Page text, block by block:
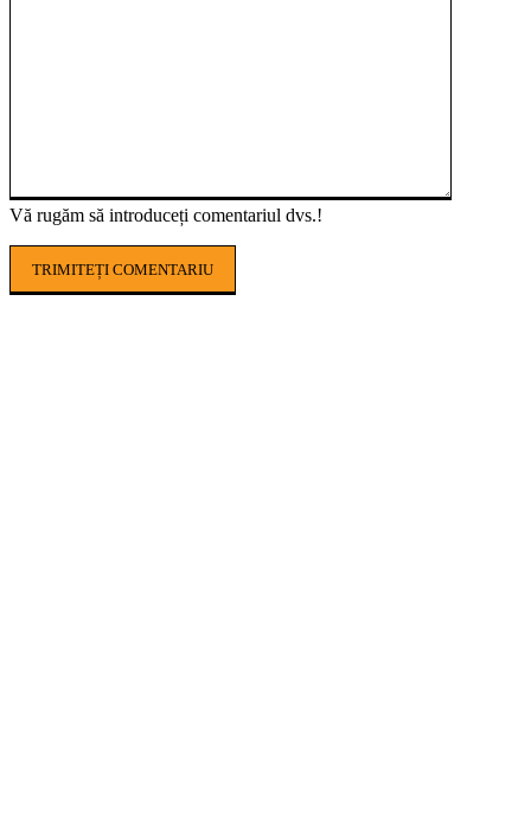
Vă rugăm să introduceți comentariul dvs.!